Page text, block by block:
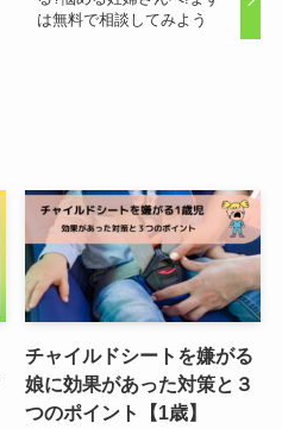
は無料で相談してみよう
チャイルドシートを嫌がる
娘に効果があった対策と３
つのポイント【1歳】